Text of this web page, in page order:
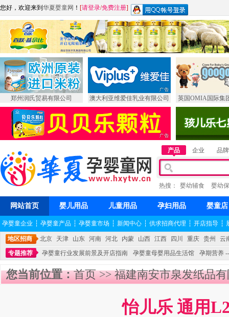
您好，欢迎来到 华夏婴童网 ！ [请登录/免费注册]
郑州润氏贸易有限公司 澳大利亚维爱佳乳业有限公司 英国OMIA国际集
产品 企业 品牌
热搜： 婴幼辅食 婴幼
网站首页 婴儿用品 儿童用品 孕妇用品 婴童店
孕婴童企业 ┆ 孕婴童产品 ┆ 孕婴童市场 ┆ 新闻中心 ┆ 供求招商代理 ┆ 开店指导 ┆
地区招商 北京 天津 山东 河南 河北 内蒙 山西 江西 四川 重庆 贵州
云
专题推荐
孕婴童行业发展前景及开店指南 孕婴童母婴用品生活馆 孕期营养
您当前位置：首页>>福建南安市泉发纸品
怡儿乐 通用